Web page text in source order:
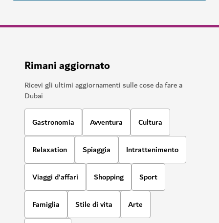
Rimani aggiornato
Ricevi gli ultimi aggiornamenti sulle cose da fare a
Dubai
Gastronomia Avventura Cultura
Relaxation Spiaggia Intrattenimento
Viaggi d'affari Shopping Sport
Famiglia Stile di vita Arte